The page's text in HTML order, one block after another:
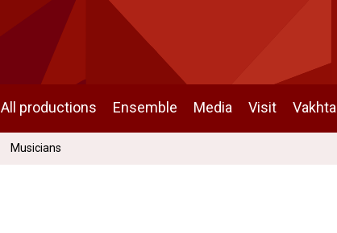
All productions Ensemble Media Visit
Musicians